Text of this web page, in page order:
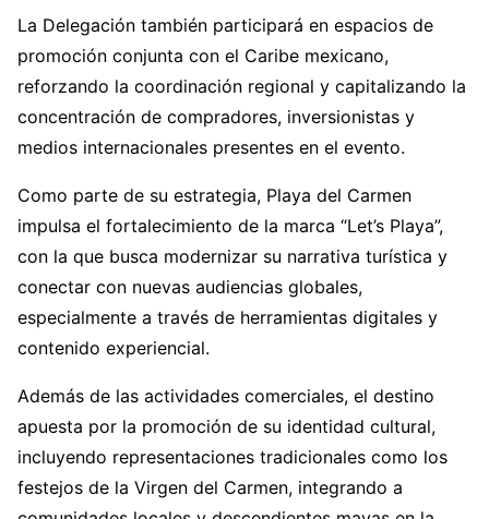
La Delegación también participará en espacios de
promoción conjunta con el Caribe mexicano,
reforzando la coordinación regional y capitalizando la
concentración de compradores, inversionistas y
medios internacionales presentes en el evento.
Como parte de su estrategia, Playa del Carmen
impulsa el fortalecimiento de la marca “Let’s Playa”,
con la que busca modernizar su narrativa turística y
conectar con nuevas audiencias globales,
especialmente a través de herramientas digitales y
contenido experiencial.
Además de las actividades comerciales, el destino
apuesta por la promoción de su identidad cultural,
incluyendo representaciones tradicionales como los
festejos de la Virgen del Carmen, integrando a